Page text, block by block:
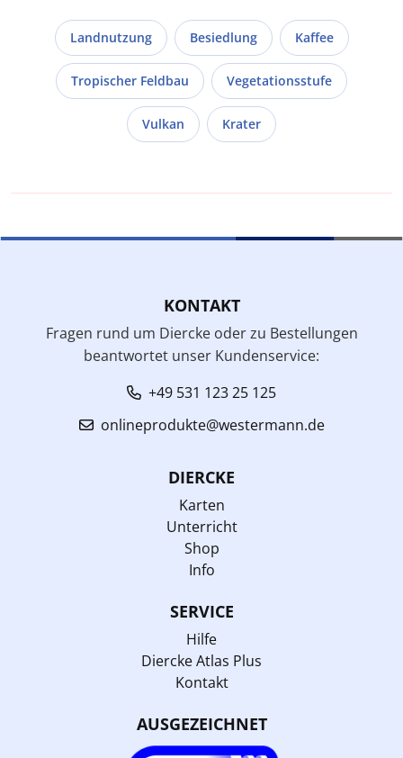
Landnutzung Besiedlung Kaffee
Tropischer Feldbau Vegetationsstufe
Vulkan Krater
KONTAKT
Fragen rund um Diercke oder zu Bestellungen
beantwortet unser Kundenservice:
+49 531 123 25 125
onlineprodukte@westermann.de
DIERCKE
Karten
Unterricht
Shop
Info
SERVICE
Hilfe
Diercke Atlas Plus
Kontakt
AUSGEZEICHNET